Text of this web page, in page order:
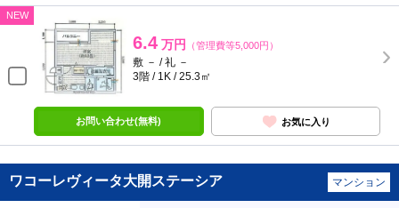
NEW
6.4 万円 （管理費等5,000円）
敷 － / 礼 －
3階 / 1K / 25.3㎡
お問い合わせ(無料) お気に入り
ワコーレヴィータ大開ステーシア マンション